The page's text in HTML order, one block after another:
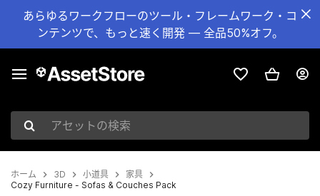
あらゆるワークフローのツール・フレームワーク・コ
ンテンツで、もっと速く開発 — 全品50%オフ。
アセットの検索
ホーム 3D 小道具
家具
Cozy Furniture - Sofas & Couches Pack